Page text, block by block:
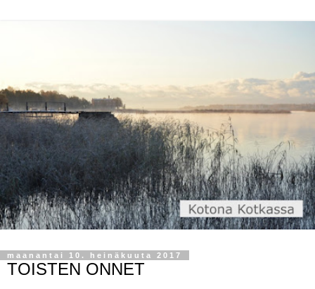
maanantai 10. heinäkuuta 2017
TOISTEN ONNET